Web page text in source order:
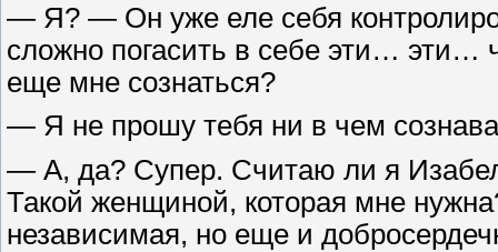
— Я? — Он уже еле себя
сложно погасить в себе эти… эти…
еще мне сознаться?
— Я не прошу тебя ни в чем
— А, да? Супер. Считаю ли я
Такой женщиной, которая мне
независимая, но еще и